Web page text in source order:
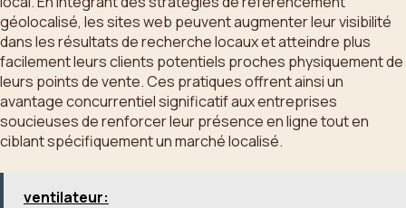
géolocalisé, les sites web peuvent augmenter leur visibilité
dans les résultats de recherche locaux et atteindre plus
facilement leurs clients potentiels proches physiquement de
leurs points de vente. Ces pratiques offrent ainsi un
avantage concurrentiel significatif aux entreprises
soucieuses de renforcer leur présence en ligne tout en
ciblant spécifiquement un marché localisé.
ventilateur: